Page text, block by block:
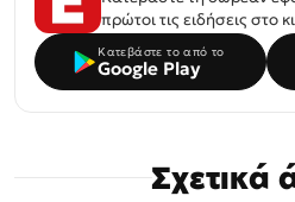
πρώτοι τις ειδήσεις στο
Κατεβάστε το από το
Google Play
Σχετικά